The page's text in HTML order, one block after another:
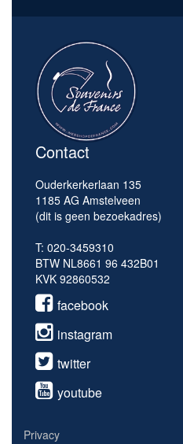
Contact
Ouderkerkerlaan 135
1185 AG Amstelveen
(dit is geen bezoekadres)
T: 020-3459310
BTW NL8661 96 432B01
KVK 92860532
facebook
instagram
twitter
youtube
Privacy